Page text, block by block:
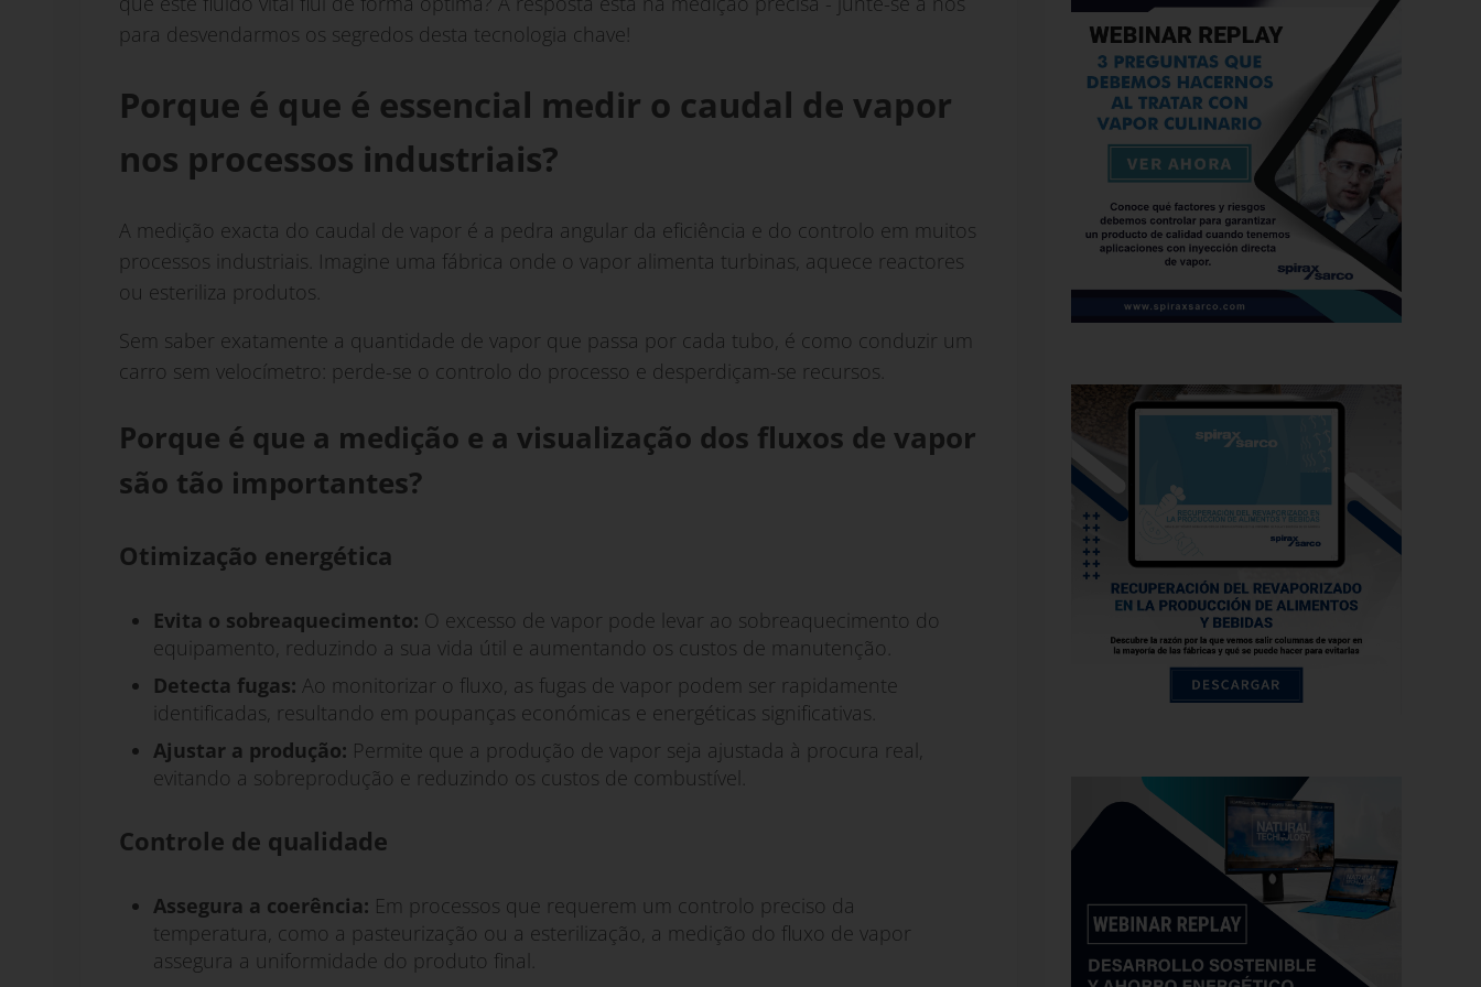
para desvendarmos os segredos desta tecnologia chave!
Porque é que é essencial medir o caudal de vapor
nos processos industriais?
A medição exacta do caudal de vapor é a pedra angular da eficiência e do controlo em muitos
processos industriais. Imagine uma fábrica onde o vapor alimenta turbinas, aquece reactores
ou esteriliza produtos.
Sem saber exatamente a quantidade de vapor que passa por cada tubo, é como conduzir um
carro sem velocímetro: perde-se o controlo do processo e desperdiçam-se recursos.
Porque é que a medição e a visualização dos fluxos de vapor
são tão importantes?
Otimização energética
Evita o sobreaquecimento: O excesso de vapor pode levar ao sobreaquecimento do
equipamento, reduzindo a sua vida útil e aumentando os custos de manutenção.
Detecta fugas: Ao monitorizar o fluxo, as fugas de vapor podem ser rapidamente
identificadas, resultando em poupanças económicas e energéticas significativas.
Ajustar a produção: Permite que a produção de vapor seja ajustada à procura real,
evitando a sobreprodução e reduzindo os custos de combustível.
Controle de qualidade
Assegura a coerência: Em processos que requerem um controlo preciso da
temperatura, como a pasteurização ou a esterilização, a medição do fluxo de vapor
assegura a uniformidade do produto final.